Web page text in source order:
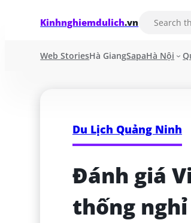
Kinhnghiemdulich.vn
Web StoriesHà GiangSapaHà Nội
Du Lịch Quảng Ninh
Đánh giá
thống